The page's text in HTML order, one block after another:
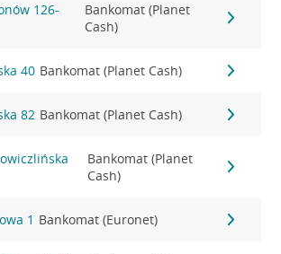
126-
Bankomat (Planet
Cash)
40 Bankomat (Planet Cash)
82 Bankomat (Planet Cash)
Bankomat (Planet
Cash)
1 Bankomat (Euronet)